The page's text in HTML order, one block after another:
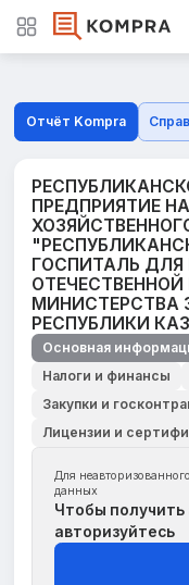
Отчёт Kompra
ПРЕДПРИЯТИЕ
ГОСПИТАЛЬ ДЛЯ
МИНИСТЕРСТВА
РЕСПУБЛИКИ
Основная
Налоги и финансы
Закупки и
Лицензии и
Для
данных
Чтобы
авторизуйтесь